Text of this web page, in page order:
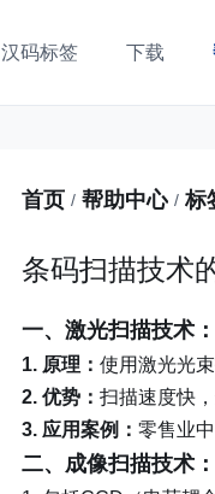
汉码标签 下载
首页 / 帮助中心 / 标
条码扫描技术
一、激光扫描技术：
1. 原理： 使用激光光
2. 优势： 扫描速度快
3. 应用案例： 零售业
二、成像扫描技术：